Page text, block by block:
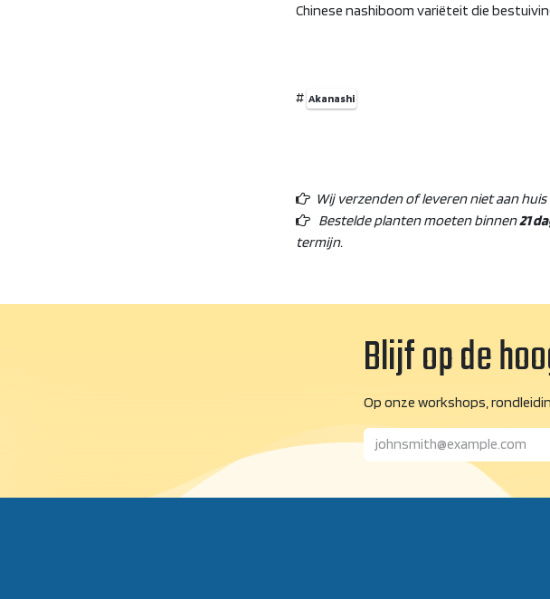
Chinese nashiboom variëteit die
# Akanashi
Wij verzenden of leveren niet aan
Bestelde planten moeten binnen21
termijn.
Blijf op de
Op onze workshops,